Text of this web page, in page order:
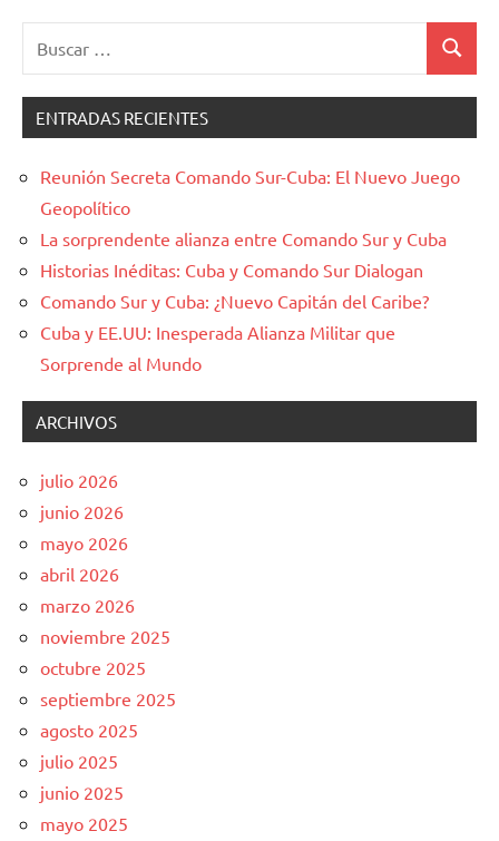
Buscar
ENTRADAS RECIENTES
Reunión Secreta Comando Sur-Cuba: El Nuevo Juego
Geopolítico
La sorprendente alianza entre Comando Sur y Cuba
Historias Inéditas: Cuba y Comando Sur Dialogan
Comando Sur y Cuba: ¿Nuevo Capitán del Caribe?
Cuba y EE.UU: Inesperada Alianza Militar que
Sorprende al Mundo
ARCHIVOS
julio 2026
junio 2026
mayo 2026
abril 2026
marzo 2026
noviembre 2025
octubre 2025
septiembre 2025
agosto 2025
julio 2025
junio 2025
mayo 2025